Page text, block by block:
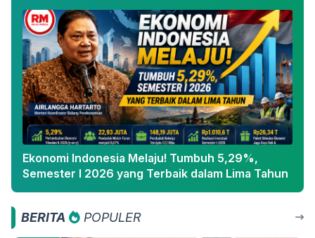
Ekonomi Indonesia Melaju! Tumbuh 5,29%,
Semester I 2026 yang Terbaik dalam Lima Tahun
BERITA POPULER